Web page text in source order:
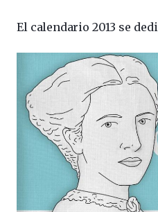
El calendario 2013 se